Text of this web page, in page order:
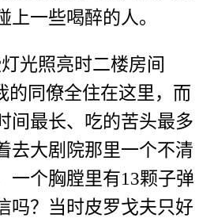
上一些喝醉的人。
光照亮时二楼房间
的同僚全住在这里，而
间最长、吃的苦头最多
去大剧院那里一个不清
一个胸膛里有13颗子弹
？当时皮罗戈夫只好